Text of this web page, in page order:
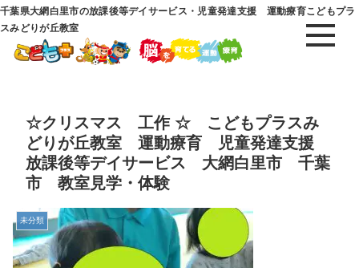
千葉県大網白里市の放課後等デイサービス・児童発達支援 運動療育こどもプラ
スみどりが丘教室
☆クリスマス 工作 ☆ こどもプラスみ
どりが丘教室 運動療育 児童発達支援
放課後等デイサービス 大網白里市 千葉
市 教室見学・体験
未分類